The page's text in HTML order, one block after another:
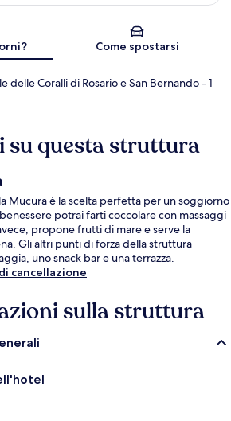
Come spostarsi
delle Coralli di Rosario e San Bernando- 1
questa struttura
Mucura è la scelta perfetta per un soggiorno
potrai farti coccolare con massaggi
propone frutti di mare e serve la
Gli altri punti di forza della struttura
uno snack bar e una terrazza.
cancellazione
sulla struttura